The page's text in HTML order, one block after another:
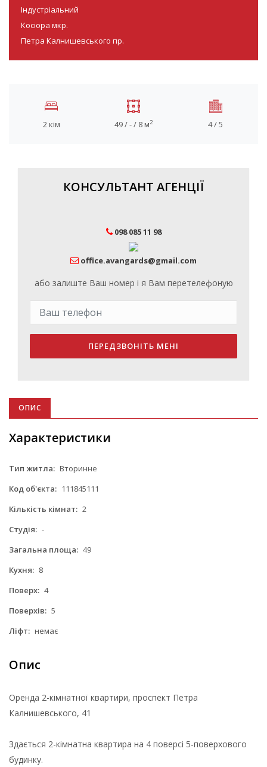
Індустріальний
Косіора мкр.
Петра Калнишевського пр.
2 кім 49 / - / 8 м2 4 / 5
КОНСУЛЬТАНТ АГЕНЦІЇ
098 085 11 98
office.avangards@gmail.com
або залиште Ваш номер і я Вам перетелефоную
ПЕРЕДЗВОНІТЬ МЕНІ
ОПИС
Характеристики
Тип житла: Вторинне
Код об'єкта: 111845111
Кількість кімнат: 2
Студія: -
Загальна площа: 49
Кухня: 8
Поверх: 4
Поверхів: 5
Ліфт: немає
Опис
Оренда 2-кімнатної квартири, проспект Петра
Калнишевського, 41
Здається 2-кімнатна квартира на 4 поверсі 5-поверхового
будинку.